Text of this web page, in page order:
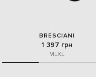
BRESCIANI
1 397 грн
MLXL